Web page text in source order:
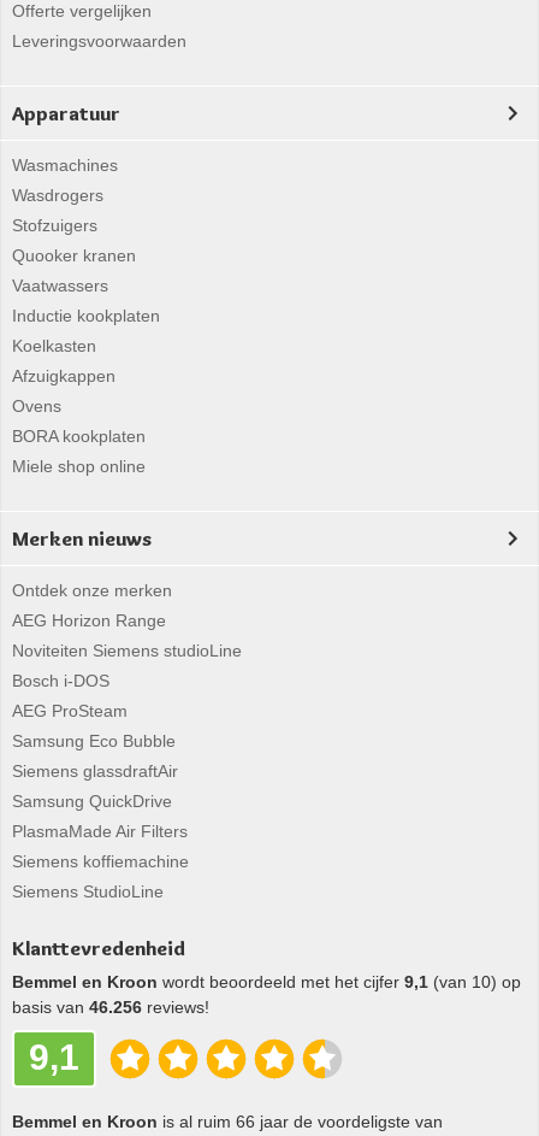
Offerte vergelijken
Leveringsvoorwaarden
Apparatuur
Wasmachines
Wasdrogers
Stofzuigers
Quooker kranen
Vaatwassers
Inductie kookplaten
Koelkasten
Afzuigkappen
Ovens
BORA kookplaten
Miele shop online
Merken nieuws
Ontdek onze merken
AEG Horizon Range
Noviteiten Siemens studioLine
Bosch i-DOS
AEG ProSteam
Samsung Eco Bubble
Siemens glassdraftAir
Samsung QuickDrive
PlasmaMade Air Filters
Siemens koffiemachine
Siemens StudioLine
Klanttevredenheid
Bemmel en Kroon wordt beoordeeld met het cijfer 9,1 (van 10) op
basis van 46.256 reviews!
9,1
Bemmel en Kroon is al ruim 66 jaar de voordeligste van